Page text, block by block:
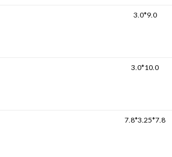
3.0*9.0
3.0*10.0
7.8*3.25*7.8